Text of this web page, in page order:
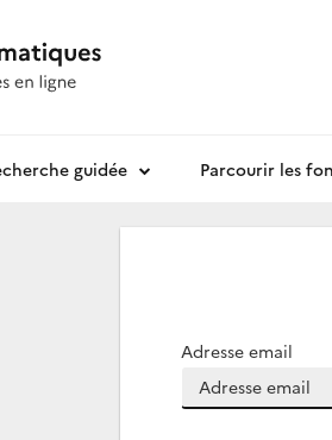
guidée Parcourir les
Adresse email